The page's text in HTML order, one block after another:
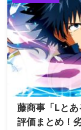
藤商事「Lと
評価まとめ！